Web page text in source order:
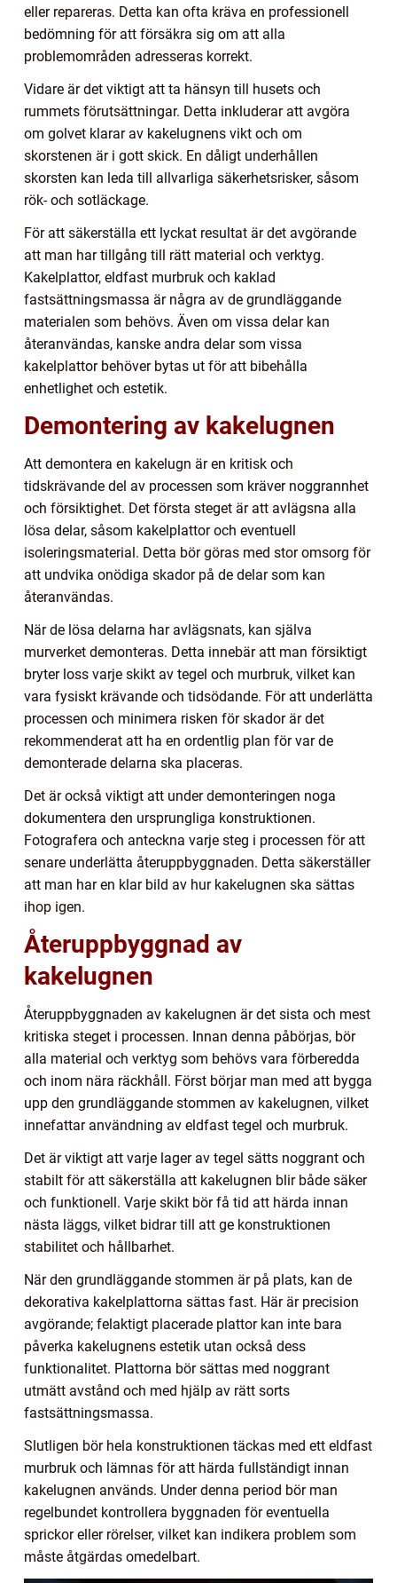
eller repareras. Detta kan ofta kräva en professionell
bedömning för att försäkra sig om att alla
problemområden adresseras korrekt.
Vidare är det viktigt att ta hänsyn till husets och
rummets förutsättningar. Detta inkluderar att avgöra
om golvet klarar av kakelugnens vikt och om
skorstenen är i gott skick. En dåligt underhållen
skorsten kan leda till allvarliga säkerhetsrisker, såsom
rök- och sotläckage.
För att säkerställa ett lyckat resultat är det avgörande
att man har tillgång till rätt material och verktyg.
Kakelplattor, eldfast murbruk och kaklad
fastsättningsmassa är några av de grundläggande
materialen som behövs. Även om vissa delar kan
återanvändas, kanske andra delar som vissa
kakelplattor behöver bytas ut för att bibehålla
enhetlighet och estetik.
Demontering av kakelugnen
Att demontera en kakelugn är en kritisk och
tidskrävande del av processen som kräver noggrannhet
och försiktighet. Det första steget är att avlägsna alla
lösa delar, såsom kakelplattor och eventuell
isoleringsmaterial. Detta bör göras med stor omsorg för
att undvika onödiga skador på de delar som kan
återanvändas.
När de lösa delarna har avlägsnats, kan själva
murverket demonteras. Detta innebär att man försiktigt
bryter loss varje skikt av tegel och murbruk, vilket kan
vara fysiskt krävande och tidsödande. För att underlätta
processen och minimera risken för skador är det
rekommenderat att ha en ordentlig plan för var de
demonterade delarna ska placeras.
Det är också viktigt att under demonteringen noga
dokumentera den ursprungliga konstruktionen.
Fotografera och anteckna varje steg i processen för att
senare underlätta återuppbyggnaden. Detta säkerställer
att man har en klar bild av hur kakelugnen ska sättas
ihop igen.
Återuppbyggnad av
kakelugnen
Återuppbyggnaden av kakelugnen är det sista och mest
kritiska steget i processen. Innan denna påbörjas, bör
alla material och verktyg som behövs vara förberedda
och inom nära räckhåll. Först börjar man med att bygga
upp den grundläggande stommen av kakelugnen, vilket
innefattar användning av eldfast tegel och murbruk.
Det är viktigt att varje lager av tegel sätts noggrant och
stabilt för att säkerställa att kakelugnen blir både säker
och funktionell. Varje skikt bör få tid att härda innan
nästa läggs, vilket bidrar till att ge konstruktionen
stabilitet och hållbarhet.
När den grundläggande stommen är på plats, kan de
dekorativa kakelplattorna sättas fast. Här är precision
avgörande; felaktigt placerade plattor kan inte bara
påverka kakelugnens estetik utan också dess
funktionalitet. Plattorna bör sättas med noggrant
utmätt avstånd och med hjälp av rätt sorts
fastsättningsmassa.
Slutligen bör hela konstruktionen täckas med ett eldfast
murbruk och lämnas för att härda fullständigt innan
kakelugnen används. Under denna period bör man
regelbundet kontrollera byggnaden för eventuella
sprickor eller rörelser, vilket kan indikera problem som
måste åtgärdas omedelbart.